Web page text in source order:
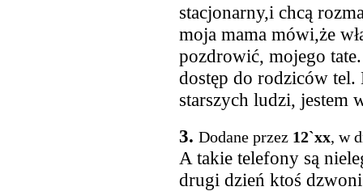
stacjonarny,i chcą
moja mama mówi,że
pozdrowić, mojego
dostęp do rodziców
starszych ludzi, jestem
3. Dodane przez 12`xx, w
A takie telefony są
drugi dzień ktoś